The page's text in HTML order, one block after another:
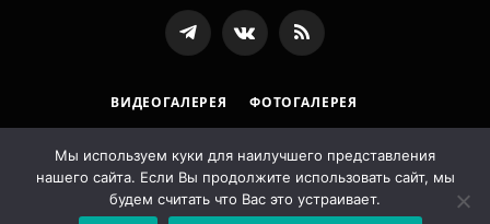
ТелеграммВКонтактеRSS-
ВИДЕОГАЛЕРЕЯ ФОТОГАЛЕРЕЯ
© 2026 Государственная архивная служба Республики
Ингушетия. Designed byLostArt .
Мы используем куки для наилучшего представления
нашего сайта. Если Вы продолжите использовать сайт, мы
будем считать что Вас это устраивает.